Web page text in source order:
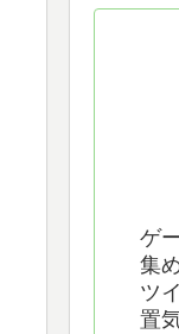
ゲ
集
ツ
置